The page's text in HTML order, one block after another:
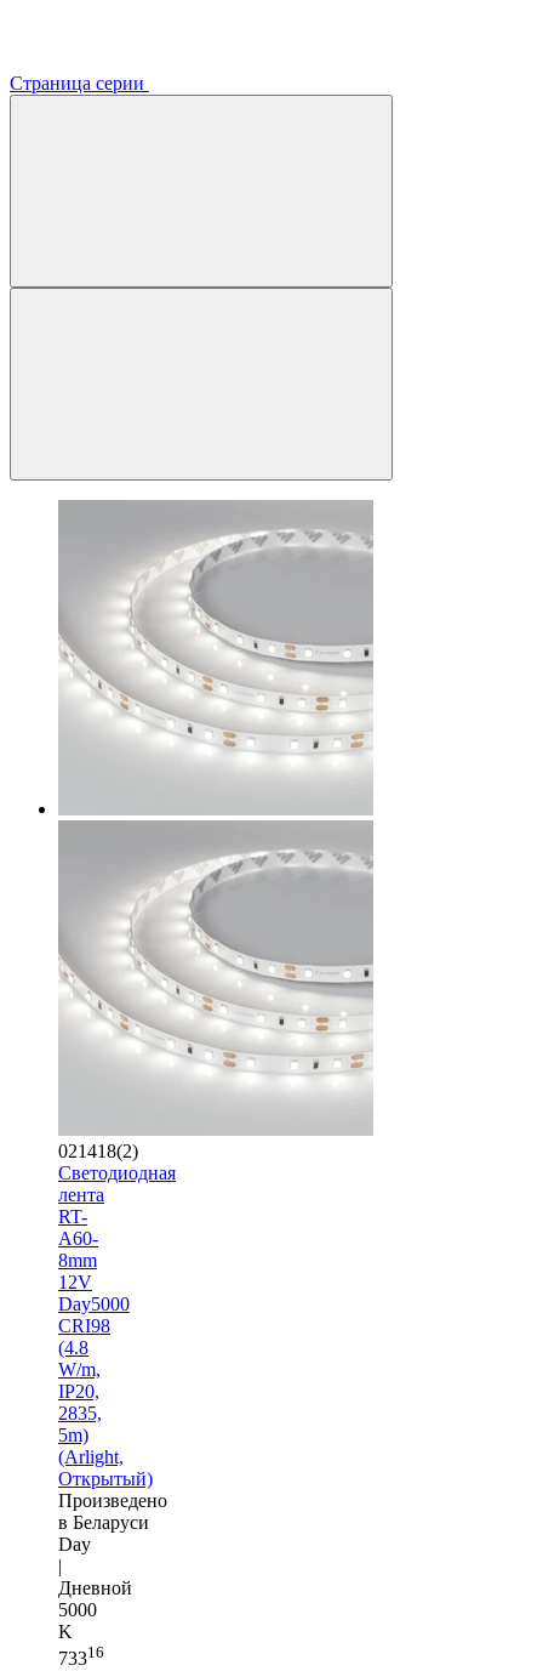
Страница серии
021418(2)
Светодиодная
лента
RT-
A60-
8mm
12V
Day5000
CRI98
(4.8
W/m,
IP20,
2835,
5m)
(Arlight,
Открытый)
Произведено
в Беларуси
Day
|
Дневной
5000
K
73316